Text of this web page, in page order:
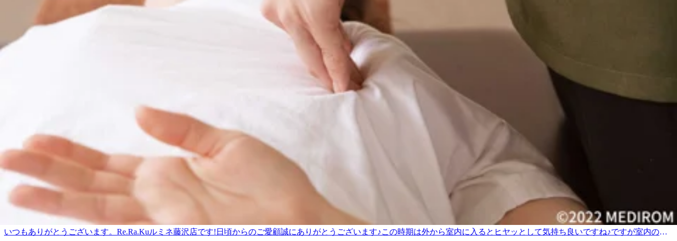
住所:藤沢市藤沢438-1ルミネ藤沢4F
WEB予約する
電話予約する
いつもありがとうございます。Re.Ra.Kuルミネ藤沢店です!日頃からのご愛顧誠にありがとうございます♪お盆期間に突入しておりますね!歩数が増えたり、家族サービスなど普段とはま
た違ったお疲れを感じるかと思います。当店ではボディケアだけでなく、フットケアやタイ古式ストレッチ、多数のオプションメニューと幅広くコースをご準備しております。お疲れの
状態に合わせてコースもご相談させていただきますので気軽にスタッフにお尋ねください! 【本日の空き情報】1名様: 10:10～2名様: 10:10～※×になっているお時間でもご案内できる場合
がございます。一度店舗までお電話でお問い合わせください。★8月のおすすめメニュー★ ーーーーーーーーーーーー【爽快ヘッドスパ】ーーーーーーーーーーーー今年も大人気
コースの"爽快ヘッドスパの時期がやってまいりました！！ひんやり弾ける炭酸泡を使った爽快感あふれるヘッドスパを夏限定で提供しております。 頭部を始め、首肩周りのお疲れや暑
さでなんだかだるさを感じる方にもおススメコースとなっております。またリラク系ボディケアとのお得なセットコースもご準備♪ 爽快セットコース 50分 6,980
円 爽快セットコース 70分 8,980円 爽快セットコース 90分 9,980円どの分数でも爽快ヘッドスパが10分付いております。長い時間受けて頂くとよりお得と
なっておりますので、素敵なひとときをぜひ受けていただければと思います！ ★こちらに加え、様々なオプションメニューも取り揃えておりますので気になるメニューを組み合わせて
受けて頂く事が可能です♪ ーーーーーーーーーーーーーーーーーーーーーーーーーーーーーーーーーーーーーーーーーーー 予約はこちらから
→https://reraku.jp/studio/luminefujisawa/booking【疲れる前にお身体をケアしましょう♪】みなさまのご来店を心よりお待ちしております♪ 【Re.Ra.Kuルミネ藤沢店】営業時間：10:00～
20:00(最終受付19:30)TEL： 0466-52-6685住所：藤沢市藤沢438-1ルミネ藤沢4F
8/8(土)ご案内状況のお知らせ【Re.Ra.Kuルミネ藤沢店】
いつもありがとうございます。Re.Ra.Kuルミネ藤沢店です!日頃からのご愛顧誠にありがとうございます♪毎日暑いですね。今日からお盆休みに入る方もいらっしゃるかと思います。帰省
の前にボディケアでお身体を整えていきませんか♪ 【本日の空き情報】1名様: 10:10～2名様: 11:00～※×になっているお時間でもご案内できる場合がございます。一度店舗までお電話でお
問い合わせください。★8月のおすすめメニュー★ ーーーーーーーーーーーー【爽快ヘッドスパ】ーーーーーーーーーーーー今年も大人気コースの"爽快ヘッドスパの時期がやっ
てまいりました！！ひんやり弾ける炭酸泡を使った爽快感あふれるヘッドスパを夏限定で提供しております。 頭部を始め、首肩周りのお疲れや暑さでなんだかだるさを感じる方にもお
ススメコースとなっております。またリラク系ボディケアとのお得なセットコースもご準備♪ 爽快セットコース 50分 6,980円 爽快セットコース 70分
8,980円 爽快セットコース 90分 9,980円どの分数でも爽快ヘッドスパが10分付いております。長い時間受けて頂くとよりお得となっておりますので、素敵なひと
ときをぜひ受けていただければと思います！ ★こちらに加え、様々なオプションメニューも取り揃えておりますので気になるメニューを組み合わせて受けて頂く事が可能です♪ ーーー
2026.08.07
8/7(金)ご案内状況のお知らせ【Re.Ra.Kuルミネ藤沢店】
いつもありがとうございます。Re.Ra.Kuルミネ藤沢店です!日頃からのご愛顧誠にありがとうございます♪この時期は外から室内に入るとヒヤッとして気持ち良いですね♪ですが室内の冷